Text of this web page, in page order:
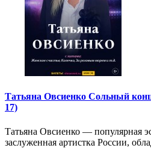
Татьяна Овсиенко Сольный
17)
Татьяна Овсиенко — популярная
заслуженная артистка России,